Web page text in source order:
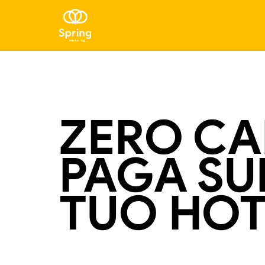
ZERO
PAGA
TUO